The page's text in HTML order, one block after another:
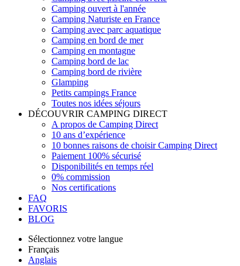
Camping ouvert à l'année
Camping Naturiste en France
Camping avec parc aquatique
Camping en bord de mer
Camping en montagne
Camping bord de lac
Camping bord de rivière
Glamping
Petits campings France
Toutes nos idées séjours
DÉCOUVRIR CAMPING DIRECT
A propos de Camping Direct
10 ans d’expérience
10 bonnes raisons de choisir Camping Direct
Paiement 100% sécurisé
Disponibilités en temps réel
0% commission
Nos certifications
FAQ
FAVORIS
BLOG
Sélectionnez votre langue
Français
Anglais